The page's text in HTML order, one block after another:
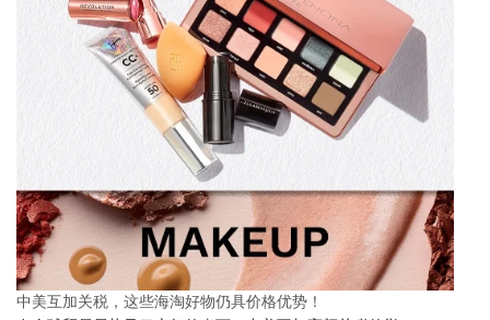
中美互加关税，这些海淘好物仍具价格优势！